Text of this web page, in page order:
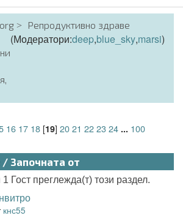
Репродуктивно здраве
(Модератори:deep,blue_sky,marsi)
16 17 18[19] 2021 222324 ... 100
/ Започната от
Гост преглежда(т) този раздел.
кнс55